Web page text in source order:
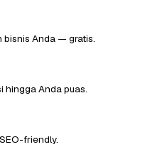
bisnis Anda — gratis.
hingga Anda puas.
friendly.